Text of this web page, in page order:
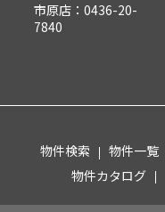
市原店：0436-20-
7840
物件検索 物件一覧
物件カタログ